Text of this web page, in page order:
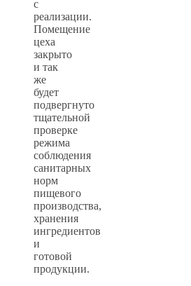
с
реализации.
Помещение
цеха
закрыто
и так
же
будет
подвергнуто
тщательной
проверке
режима
соблюдения
санитарных
норм
пищевого
производства,
хранения
ингредиентов
и
готовой
продукции.